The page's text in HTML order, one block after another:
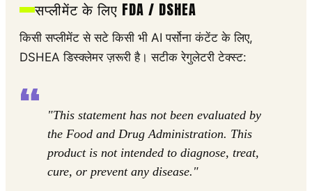
सप्लीमेंट के लिए FDA / DSHEA
किसी सप्लीमेंट से सटे किसी भी AI पर्सोना कंटेंट के लिए,
DSHEA डिस्क्लेमर ज़रूरी है। सटीक रेगुलेटरी टेक्स्ट:
"This statement has not been evaluated by
the Food and Drug Administration. This
product is not intended to diagnose, treat,
cure, or prevent any disease."